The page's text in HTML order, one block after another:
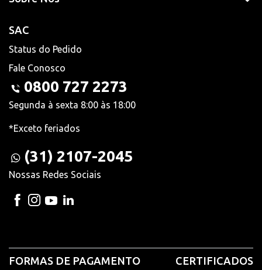
SAC
Status do Pedido
Fale Conosco
0800 727 2273
Segunda à sexta 8:00 às 18:00
*Exceto feriados
(31) 2107-2045
Nossas Redes Sociais
FORMAS DE PAGAMENTO CERTIFICADOS